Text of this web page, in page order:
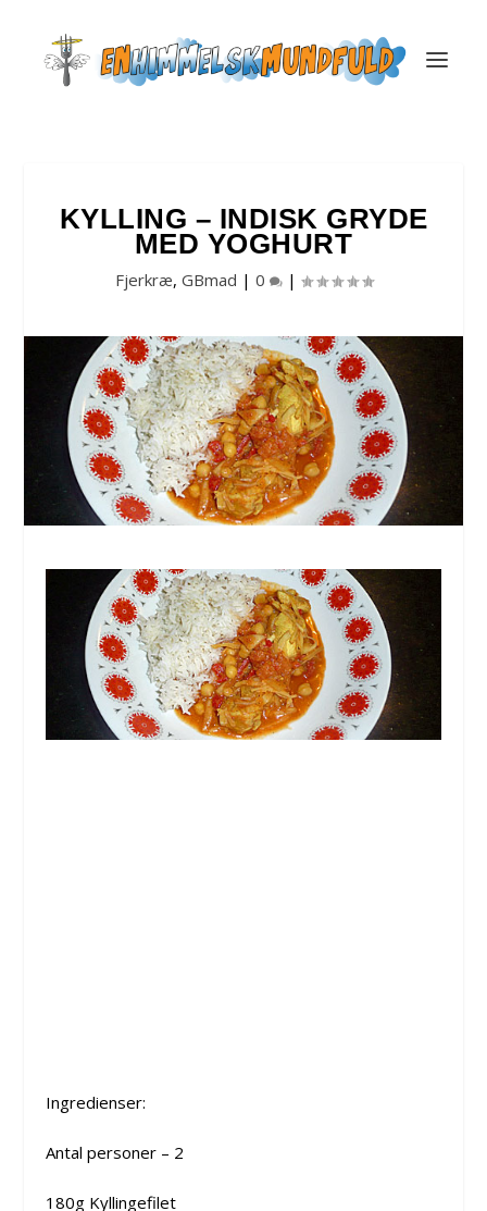
KYLLING – INDISK GRYDE
MED YOGHURT
Fjerkræ, GBmad | 0 |
Ingredienser:
Antal personer – 2
180g Kyllingefilet